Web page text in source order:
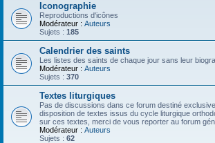
Iconographie
Reproductions d'icônes
Modérateur : Auteurs
Sujets : 185
Calendrier des saints
Les listes des saints de chaque jour sans leur
Modérateur : Auteurs
Sujets : 370
Textes liturgiques
Pas de discussions dans ce forum destiné
disposition de textes issus du cycle liturgique
sur ces textes, merci de vous reporter au forum
Modérateur : Auteurs
Sujets : 62